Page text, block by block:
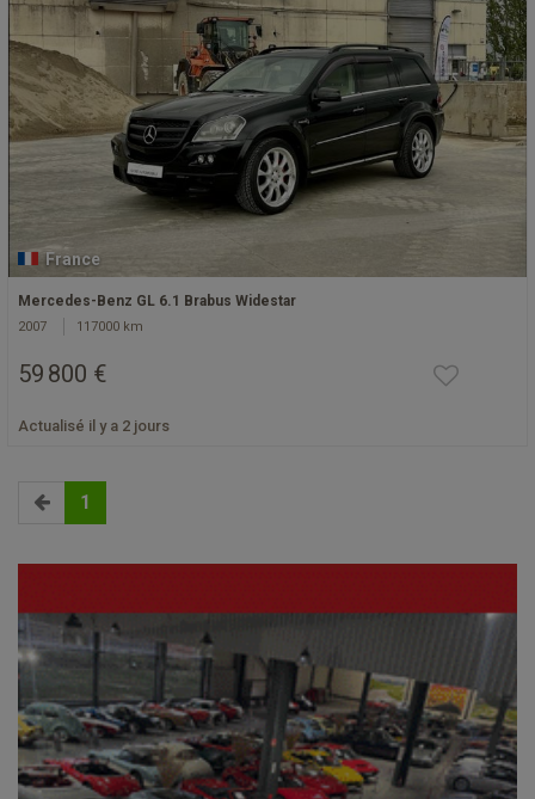
France
Mercedes-Benz GL 6.1 Brabus Widestar
2007 117000 km
59 800 €
Actualisé il y a 2 jours
1